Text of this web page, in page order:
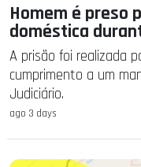
Homem é preso
doméstica
A prisão foi realizada
cumprimento a um
Judiciário.
ago 3 days